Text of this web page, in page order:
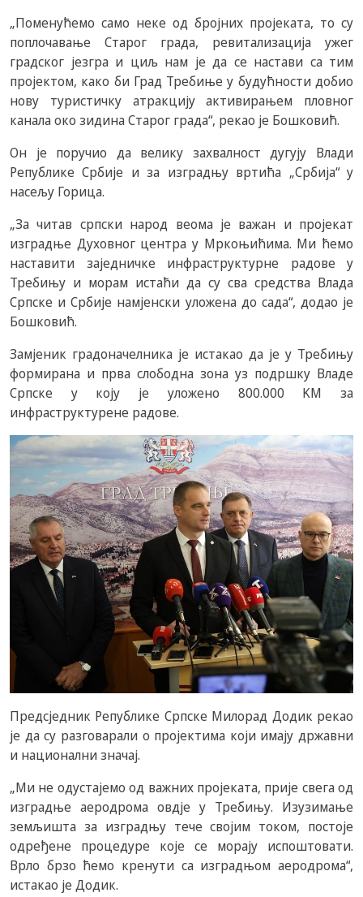
„Поменућемо само неке од бројних пројеката, то су
поплочавање Старог града, ревитализација ужег
градског језгра и циљ нам је да се настави са тим
пројектом, како би Град Требиње у будућности добио
нову туристичку атракцију активирањем пловног
канала око зидина Старог града“, рекао је Бошковић.
Он је поручио да велику захвалност дугују Влади
Републике Србије и за изградњу вртића „Србија“ у
насељу Горица.
„За читав српски народ веома је важан и пројекат
изградње Духовног центра у Мркоњићима. Ми ћемо
наставити заједничке инфраструктурне радове у
Требињу и морам истаћи да су сва средства Влада
Српске и Србије намјенски уложена до сада“, додао је
Бошковић.
Замјеник градоначелника је истакао да је у Требињу
формирана и прва слободна зона уз подршку Владе
Српске у коју је уложено 800.000 KМ за
инфраструктурене радове.
Предсједник Републике Српске Милорад Додик рекао
је да су разговарали о пројектима који имају државни
и национални значај.
„Ми не одустајемо од важних пројеката, прије свега од
изградње аеродрома овдје у Требињу. Изузимање
земљишта за изградњу тече својим током, постоје
одређене процедуре које се морају испоштовати.
Врло брзо ћемо кренути са изградњом аеродрома“,
истакао је Додик.